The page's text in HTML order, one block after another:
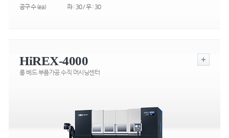
공구 수 (ea)
좌 : 30 / 우 : 30
HiREX-4000
롱 베드 부품가공 수직 머시닝센터